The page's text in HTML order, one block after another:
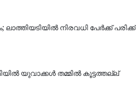
നിരവധി പേർക്ക് പരിക്ക്
യുവാക്കൾ തമ്മിൽ കൂട്ടത്തല്ല്